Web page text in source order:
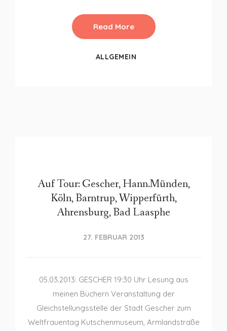
Read More
ALLGEMEIN
Auf Tour: Gescher, Hann.Münden,
Köln, Barntrup, Wipperfürth,
Ahrensburg, Bad Laasphe
27. FEBRUAR 2013
05.03.2013: GESCHER 19:30 Uhr Lesung aus
meinen Büchern Veranstaltung der
Gleichstellungsstelle der Stadt Gescher zum
Weltfrauentag Kutschenmuseum, Armlandstraße